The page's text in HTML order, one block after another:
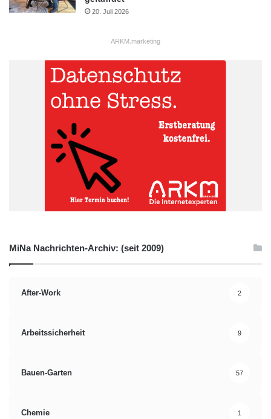
20. Juli 2026
ARKM.marketing
MiNa Nachrichten-Archiv: (seit 2009)
After-Work 2
Arbeitssicherheit 9
Bauen-Garten 57
Chemie 1